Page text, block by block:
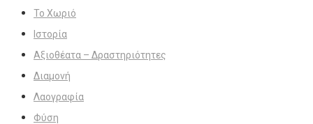
Το Χωριό
Ιστορία
Αξιοθέατα – Δραστηριότητες
Διαμονή
Λαογραφία
Φύση